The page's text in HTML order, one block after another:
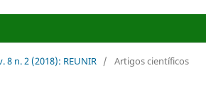
8 n. 2 (2018): REUNIR / Artigos científicos